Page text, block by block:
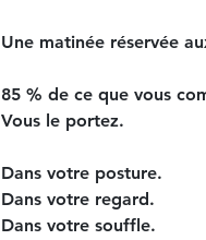
Une matinée réservée
85 % de ce que vous
Vous le portez.
Dans votre posture.
Dans votre regard.
Dans votre souffle.